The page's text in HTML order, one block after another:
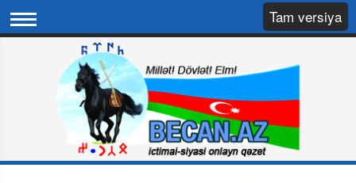
Tam versiya